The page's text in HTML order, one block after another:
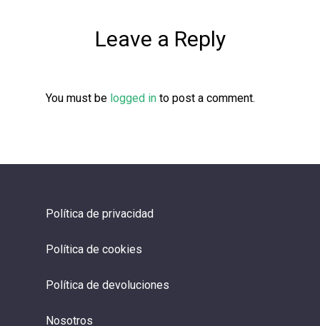
Leave a Reply
You must be logged in to post a comment.
Política de privacidad
Política de cookies
Política de devoluciones
Nosotros